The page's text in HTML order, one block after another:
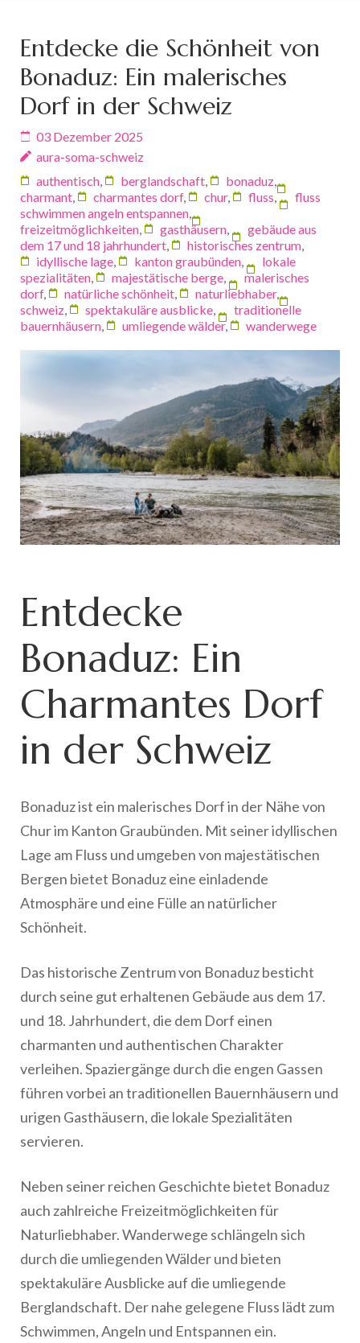
Entdecke die Schönheit von
Bonaduz: Ein malerisches
Dorf in der Schweiz
03 Dezember 2025
aura-soma-schweiz
authentisch
berglandschaft bonaduz
charmant
charmantes dorf, chur, fluss ,
fluss
schwimmen angeln entspannen
freizeitmöglichkeiten
gasthäusern
gebäude aus
dem 17 und 18 jahrhundert
historisches zentrum
idyllische lage
kanton graubünden
lokale
spezialitäten
majestätische berge
malerisches
dorf, natürliche schönheit naturliebhaber,
schweiz
spektakuläre ausblicke
traditionelle
bauernhäusern
umliegende wälder, wanderwege
Entdecke
Bonaduz: Ein
Charmantes Dorf
in der Schweiz
Bonaduz ist ein malerisches Dorf in der Nähe von
Chur im Kanton Graubünden. Mit seiner idyllischen
Lage am Fluss und umgeben von majestätischen
Bergen bietet Bonaduz eine einladende
Atmosphäre und eine Fülle an natürlicher
Schönheit.
Das historische Zentrum von Bonaduz besticht
durch seine gut erhaltenen Gebäude aus dem 17.
und 18. Jahrhundert, die dem Dorf einen
charmanten und authentischen Charakter
verleihen. Spaziergänge durch die engen Gassen
führen vorbei an traditionellen Bauernhäusern und
urigen Gasthäusern, die lokale Spezialitäten
servieren.
Neben seiner reichen Geschichte bietet Bonaduz
auch zahlreiche Freizeitmöglichkeiten für
Naturliebhaber. Wanderwege schlängeln sich
durch die umliegenden Wälder und bieten
spektakuläre Ausblicke auf die umliegende
Berglandschaft. Der nahe gelegene Fluss lädt zum
Schwimmen, Angeln und Entspannen ein.